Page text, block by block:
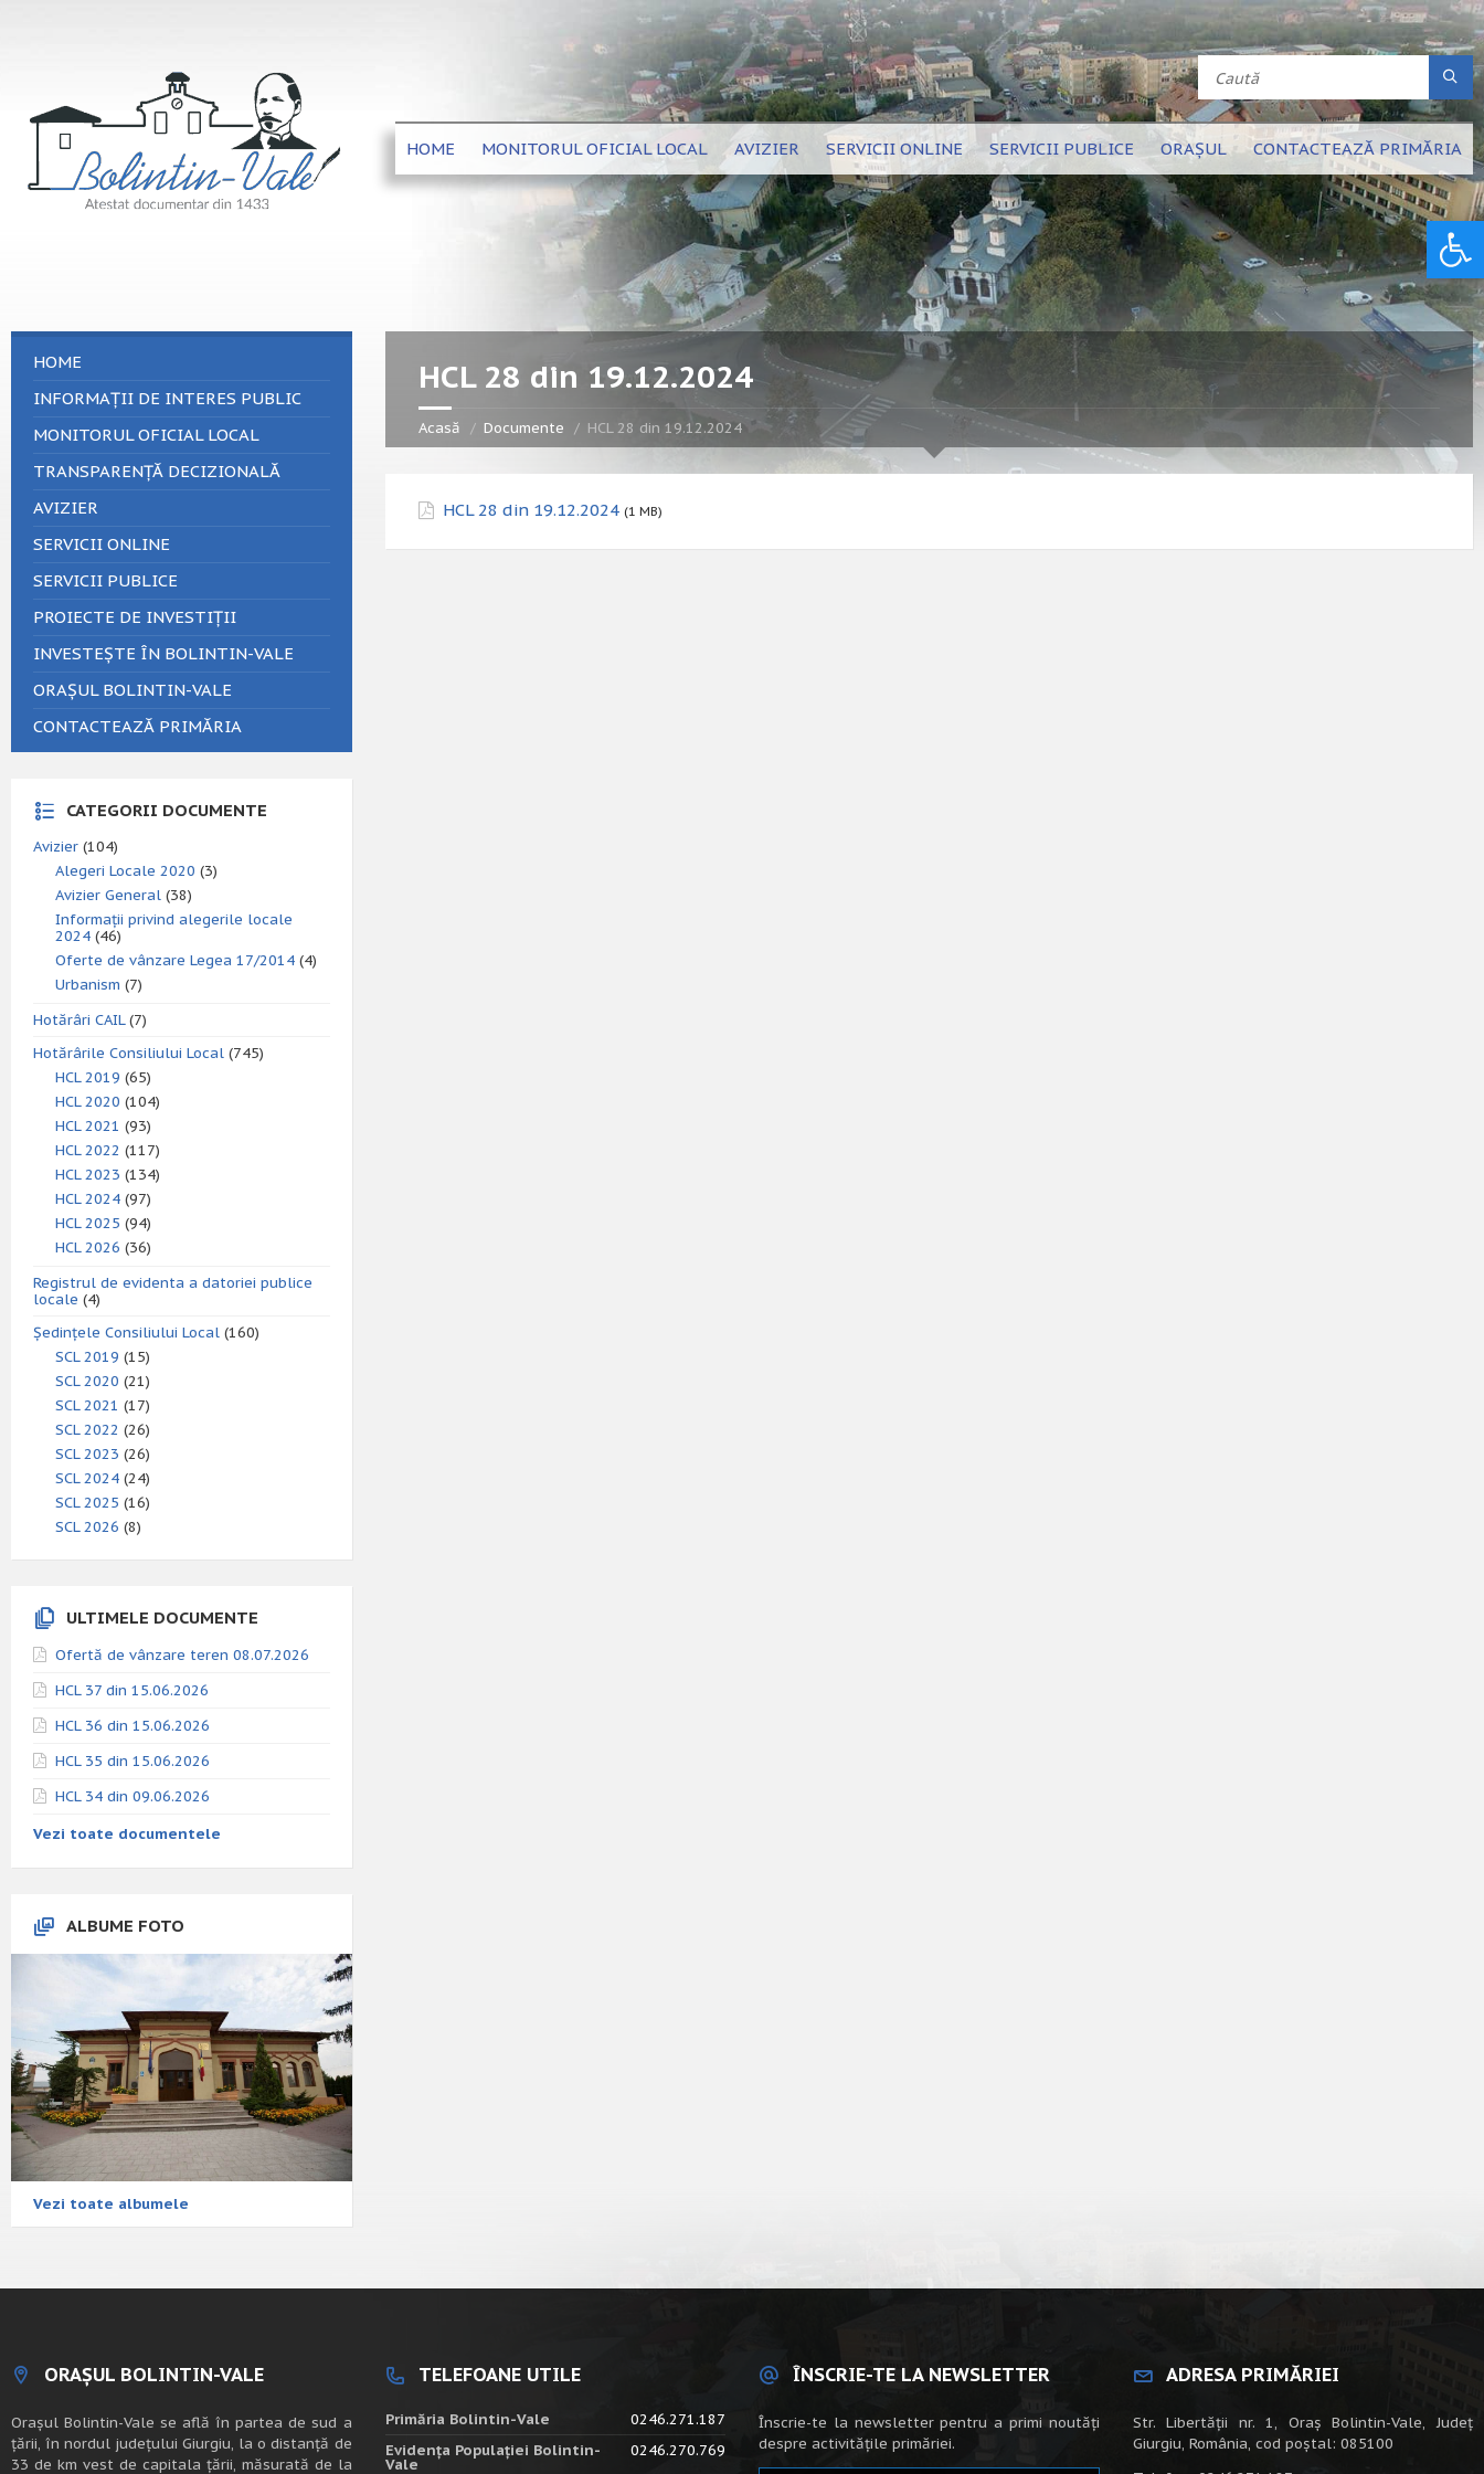
HOME MONITORUL OFICIAL LOCAL AVIZIER SERVICII ONLINE SERVICII PUBLICE ORAȘUL CONTACTEAZĂ PRIMĂRIA
HCL 28 din 19.12.2024
Acasă Documente HCL 28 din 19.12.2024
HCL 28 din 19.12.2024 (1 MB)
HOME
INFORMAȚII DE INTERES PUBLIC
MONITORUL OFICIAL LOCAL
TRANSPARENȚĂ DECIZIONALĂ
AVIZIER
SERVICII ONLINE
SERVICII PUBLICE
PROIECTE DE INVESTIȚII
INVESTEȘTE ÎN BOLINTIN-VALE
ORAȘUL BOLINTIN-VALE
CONTACTEAZĂ PRIMĂRIA
CATEGORII DOCUMENTE
Avizier (104)
Alegeri Locale 2020 (3)
Avizier General (38)
Informații privind alegerile locale
2024 (46)
Oferte de vânzare Legea 17/2014 (4)
Urbanism (7)
Hotărâri CAIL(7)
Hotărârile Consiliului Local (745)
HCL 2019 (65)
HCL 2020 (104)
HCL 2021 (93)
HCL 2022 (117)
HCL 2023 (134)
HCL 2024 (97)
HCL 2025 (94)
HCL 2026 (36)
Registrul de evidenta a datoriei publice
locale (4)
Ședințele Consiliului Local (160)
SCL 2019 (15)
SCL 2020 (21)
SCL 2021 (17)
SCL 2022 (26)
SCL 2023 (26)
SCL 2024 (24)
SCL 2025 (16)
SCL 2026 (8)
ULTIMELE DOCUMENTE
Ofertă de vânzare teren 08.07.2026
HCL 37 din 15.06.2026
HCL 36 din 15.06.2026
HCL 35 din 15.06.2026
HCL 34 din 09.06.2026
Vezi toate documentele
ALBUME FOTO
Vezi toate albumele
ORAȘUL BOLINTIN-VALE
Oraşul Bolintin-Vale se află în partea de sud a
ţării, în nordul judeţului Giurgiu, la o distanţă de
33 de km vest de capitala țării, măsurată de la
TELEFOANE UTILE
Primăria Bolintin-Vale
0246.271.187
Evidența Populației Bolintin-
Vale
0246.270.769
ÎNSCRIE-TE LA NEWSLETTER
Înscrie-te la newsletter pentru a primi noutăți
despre activitățile primăriei.
ADRESA PRIMĂRIEI
Str. Libertății nr. 1, Oraș Bolintin-Vale, Județ
Giurgiu, România, cod poștal: 085100
Deschide bara de unelte